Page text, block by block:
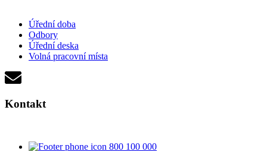
Úřední doba
Odbory
Úřední deska
Volná pracovní místa
Kontakt
800 100 000